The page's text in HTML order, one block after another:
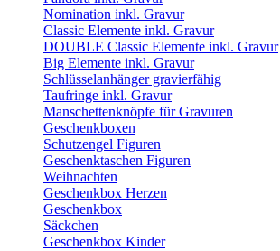
Nomination inkl. Gravur
Classic Elemente inkl. Gravur
DOUBLE Classic Elemente inkl. Gravur
Big Elemente inkl. Gravur
Schlüsselanhänger gravierfähig
Taufringe inkl. Gravur
Manschettenknöpfe für Gravuren
Geschenkboxen
Schutzengel Figuren
Geschenktaschen Figuren
Weihnachten
Geschenkbox Herzen
Geschenkbox
Säckchen
Geschenkbox Kinder